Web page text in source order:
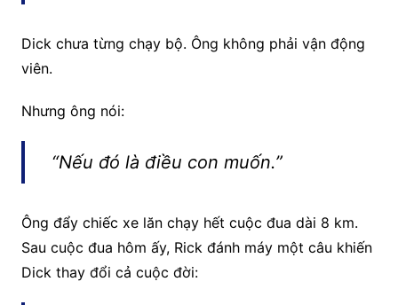
Dick chưa từng chạy bộ. Ông không phải vận động
viên.
Nhưng ông nói:
“Nếu đó là điều con muốn.”
Ông đẩy chiếc xe lăn chạy hết cuộc đua dài 8 km.
Sau cuộc đua hôm ấy, Rick đánh máy một câu khiến
Dick thay đổi cả cuộc đời: